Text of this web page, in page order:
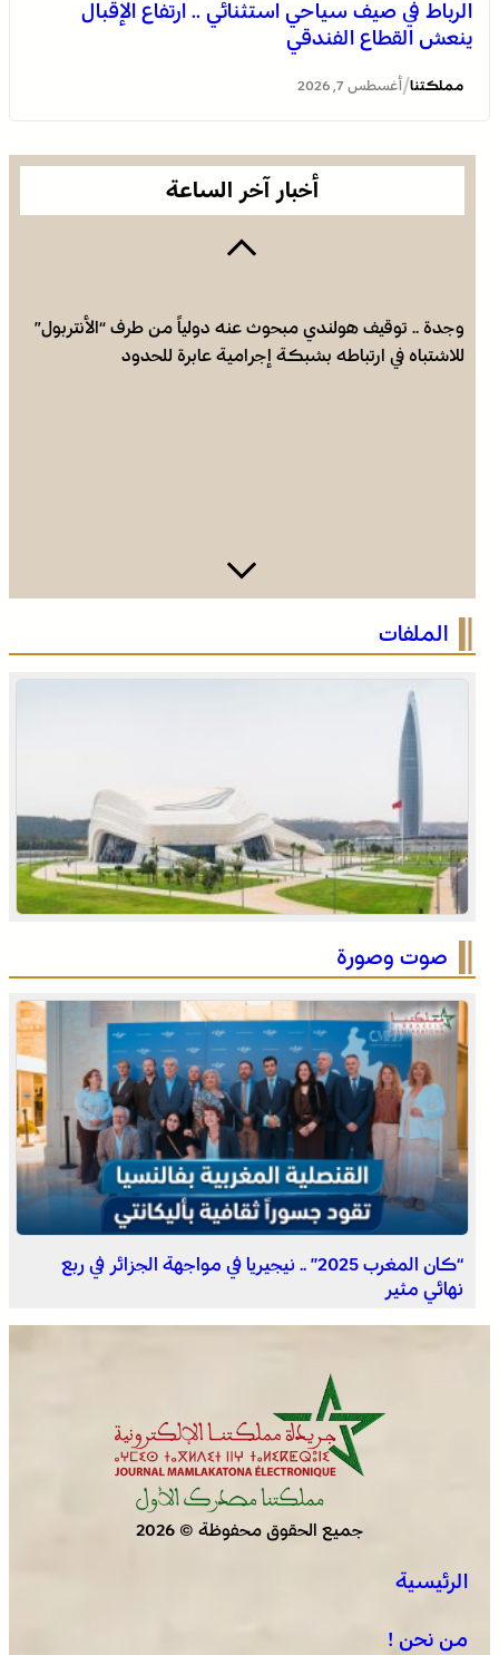
الرباط في صيف سياحي استثنائي .. ارتفاع الإقبال
ينعش القطاع الفندقي
مملكتنا/ أغسطس 7, 2026
أخبار آخر الساعة
العثور على جثة مقطعة الأطراف داخل عشة بمنطقة منابع
وجدة .. توقيف هولندي مبحوث عنه دولياً من طرف “الأنتربول”
للاشتباه في ارتباطه بشبكة إجرامية عابرة للحدود
الرباط في صيف سياحي استثنائي .. ارتفاع الإقبال ينعش القطاع
الفندقي
التفاصيل الكاملة لاقتحام ولي العهد مياه سبتة المحتلة على
العثور على جثة مقطعة الأطراف داخل عشة بمنطقة منابع
بوزملان والتحقيقات متواصلة لكشف ملابسات الجريمة
الملفات
صوت وصورة
“كان المغرب 2025” .. نيجيريا في مواجهة الجزائر في ربع
نهائي مثير
جميع الحقوق محفوظة © 2026
الرئيسية
من نحن !